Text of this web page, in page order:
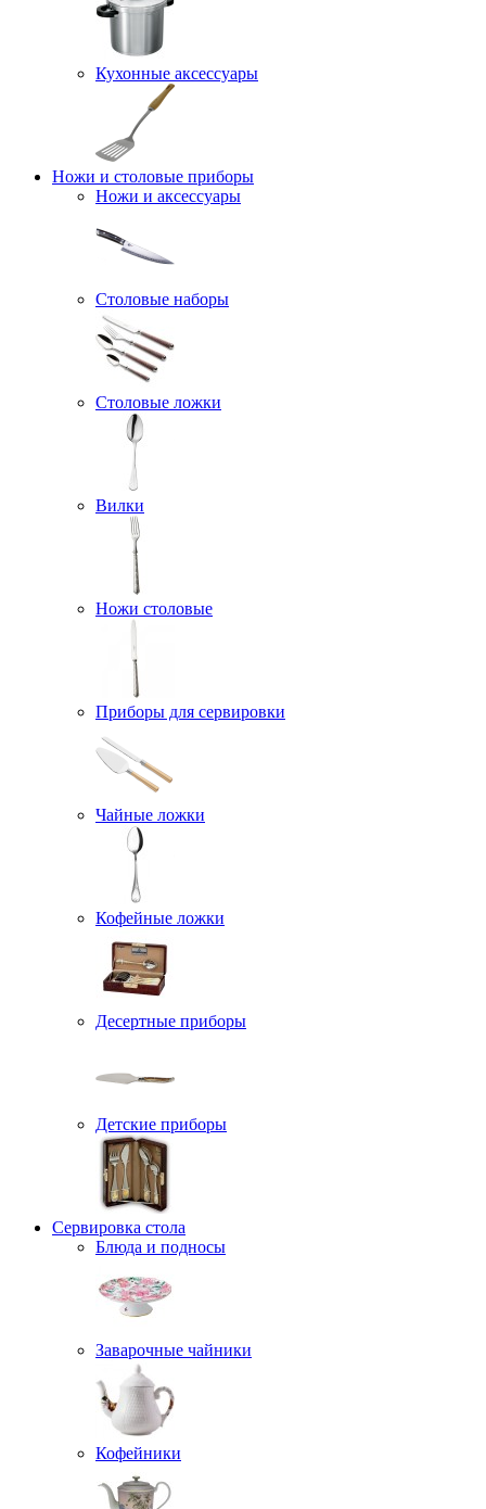
Кухонные аксессуары
Ножи и столовые приборы
Ножи и аксессуары
Столовые наборы
Столовые ложки
Вилки
Ножи столовые
Приборы для сервировки
Чайные ложки
Кофейные ложки
Десертные приборы
Детские приборы
Сервировка стола
Блюда и подносы
Заварочные чайники
Кофейники